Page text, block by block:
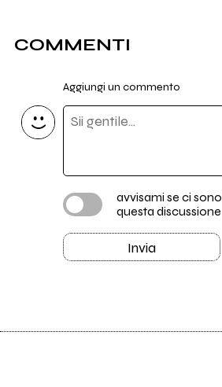
COMMENTI
Aggiungi un commento
avvisami se ci
questa discussione
Invia